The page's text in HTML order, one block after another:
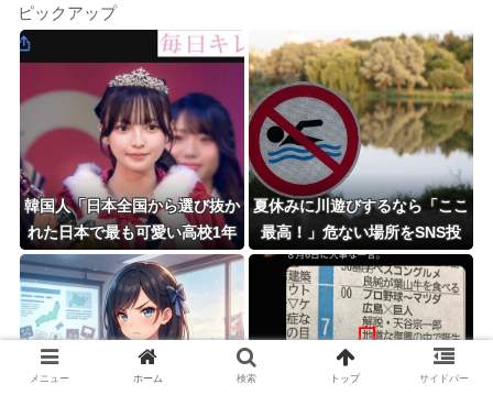
ピックアップ
韓国人「日本全国から選び抜か
れた日本で最も可愛い高校1年
生がこの方です‥」→「これが
日本のレベル‥」
夏休みに川遊びするなら「ここ
最高！」危ない場所をSNS投
稿、水難事故が起きたら法的責
任を問われる？ 福岡県八女市
の星野川
メニュー ホーム 検索 トップ サイドバー